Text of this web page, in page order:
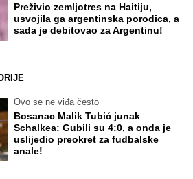
Preživio zemljotres na Haitiju,
usvojila ga argentinska porodica, a
sada je debitovao za Argentinu!
Ovo se ne viđa često
Bosanac Malik Tubić junak
Schalkea: Gubili su 4:0, a onda je
uslijedio preokret za fudbalske
anale!